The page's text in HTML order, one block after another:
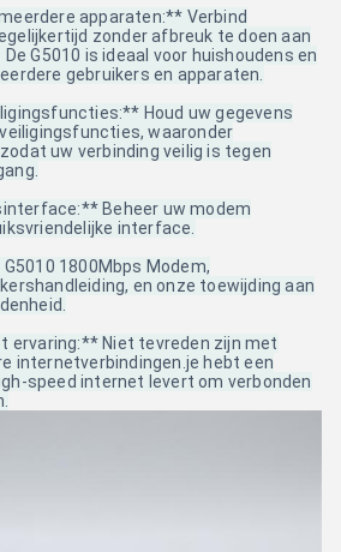
apparaten:** Verbind
zonder afbreuk te doen aan
G5010 is ideaal voor huishoudens en
gebruikers en apparaten.
Houd uw gegevens
waaronder
uw verbinding veilig is tegen
Beheer uw modem
interface.
1800Mbps Modem,
en onze toewijding aan
ervaring:** Niet tevreden zijn met
internetverbindingen.je hebt een
speed internet levert om verbonden